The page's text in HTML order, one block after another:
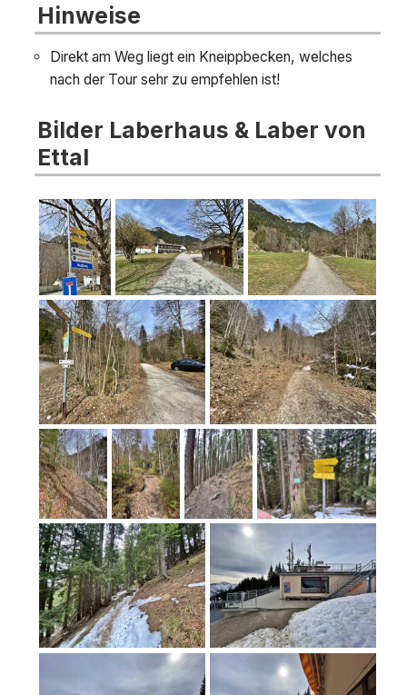
Hinweise
Direkt am Weg liegt ein Kneippbecken, welches
nach der Tour sehr zu empfehlen ist!
Bilder Laberhaus & Laber von
Ettal